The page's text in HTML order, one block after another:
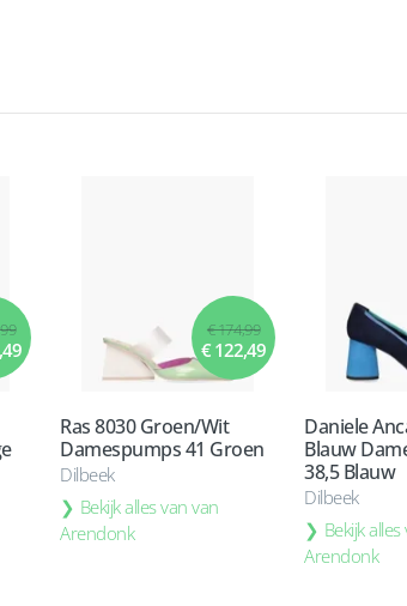
€ 174,99
€ 122,49
Ras 8030 Groen/Wit
Damespumps 41 Groen
Dilbeek
Bekijk alles van van
Arendonk
Daniele
Blauw
38,5 Blauw
Dilbeek
Bekijk
Arendonk